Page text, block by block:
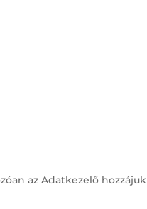
az Adatkezelő hozzájuk